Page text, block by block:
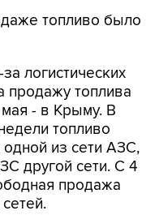
топливо было
логистических
продажу топлива
- в Крыму. В
топливо
из сети АЗС,
другой сети. С 4
продажа